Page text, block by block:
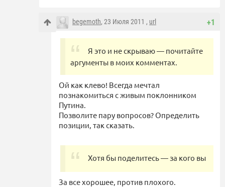
+1
begemoth, 23 Июля 2011 , url
Я это и не скрываю — почитайте
аргументы в моих комментах.
Ой как клево! Всегда мечтал
познакомиться с живым поклонником
Путина.
Позволите пару вопросов? Определить
позиции, так сказать.
Хотя бы поделитесь — за кого вы
За все хорошее, против плохого.